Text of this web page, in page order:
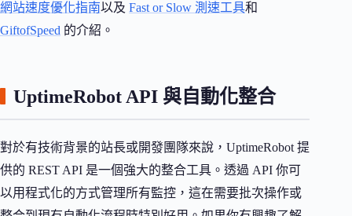
網站速度優化指南以及 Fast or Slow 測速工具和
GiftofSpeed 的介紹。
UptimeRobot API 與自動化整合
對於有技術背景的站長或開發團隊來說，UptimeRobot 提
供的 REST API 是一個強大的整合工具。透過 API 你可
以用程式化的方式管理所有監控，這在需要批次操作或